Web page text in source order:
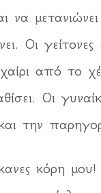
να
Οι
από το
Οι
την
κόρη